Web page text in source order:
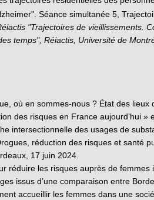
Séance simultanée 5,
"Trajectoires de vieillissements.
temps", Réiactis, Université de
où en sommes-nous ? État des lieux
des risques en France aujourd’hui »
intersectionnelle des usages de
réduction des risques et santé
17 juin 2024.
réduire les risques auprès de femmes
issus d’une comparaison entre
accueillir les femmes dans une